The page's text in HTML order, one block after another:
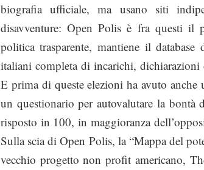
biografia ufficiale, ma usano siti
disavventure: Open Polis è fra questi il
politica trasparente, mantiene il
italiani completa di incarichi, dichiarazioni
E prima di queste elezioni ha avuto
un questionario per autovalutare la
risposto in 100, in maggioranza
Sulla scia di Open Polis, la “Mappa del
vecchio progetto non profit americano,